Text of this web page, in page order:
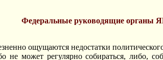
Федеральные руководящие органы
ощущаются недостатки
не может регулярно собираться, либо,